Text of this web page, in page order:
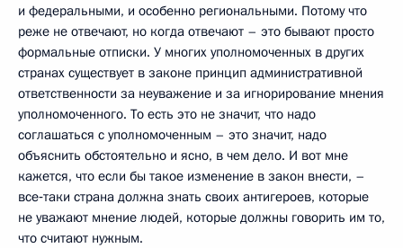
и федеральными, и особенно региональными. Потому что
реже не отвечают, но когда отвечают – это бывают просто
формальные отписки. У многих уполномоченных в других
странах существует в законе принцип административной
ответственности за неуважение и за игнорирование мнения
уполномоченного. То есть это не значит, что надо
соглашаться с уполномоченным – это значит, надо
объяснить обстоятельно и ясно, в чем дело. И вот мне
кажется, что если бы такое изменение в закон внести, –
все‑таки страна должна знать своих антигероев, которые
не уважают мнение людей, которые должны говорить им то,
что считают нужным.